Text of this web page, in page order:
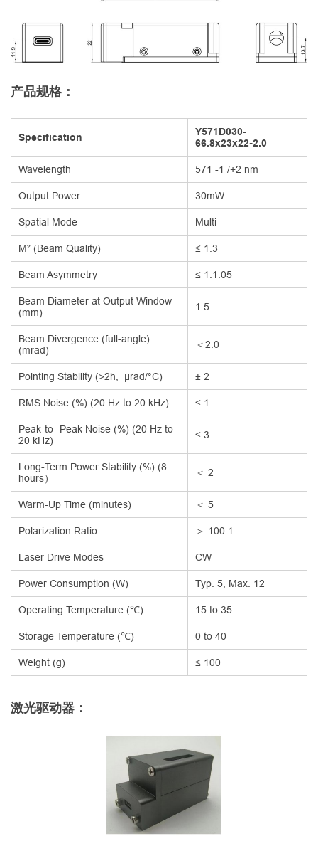
产品规格：
Specification
Y571D030-
66.8x23x22-2.0
Wavelength
571 -1 /+2 nm
Output Power
30mW
Spatial Mode
Multi
M² (Beam Quality)
≤ 1.3
Beam Asymmetry
≤ 1:1.05
Beam Diameter at Output Window
(mm)
1.5
Beam Divergence (full-angle)
(mrad)
＜2.0
Pointing Stability (>2h, µrad/°C)
± 2
RMS Noise (%) (20 Hz to 20 kHz)
≤ 1
Peak-to -Peak Noise (%) (20 Hz to
20 kHz)
≤ 3
Long-Term Power Stability (%) (8
hours）
＜ 2
Warm-Up Time (minutes)
＜ 5
Polarization Ratio
＞ 100:1
Laser Drive Modes
CW
Power Consumption (W)
Typ. 5, Max. 12
Operating Temperature (℃)
15 to 35
Storage Temperature (℃)
0 to 40
Weight (g)
≤ 100
激光驱动器：